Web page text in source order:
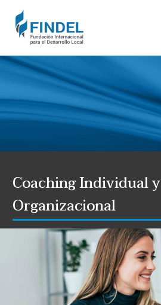
Coaching Individual y
Organizacional